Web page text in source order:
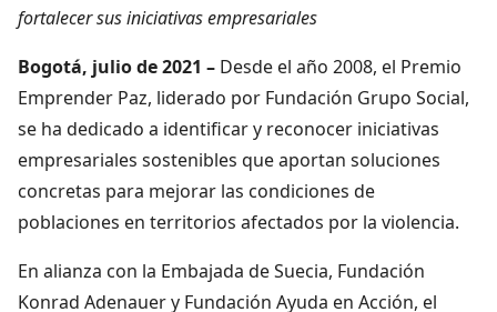
fortalecer sus iniciativas empresariales
Bogotá, julio de 2021 – Desde el año 2008, el Premio
Emprender Paz, liderado por Fundación Grupo Social,
se ha dedicado a identificar y reconocer iniciativas
empresariales sostenibles que aportan soluciones
concretas para mejorar las condiciones de
poblaciones en territorios afectados por la violencia.
En alianza con la Embajada de Suecia, Fundación
Konrad Adenauer y Fundación Ayuda en Acción, el